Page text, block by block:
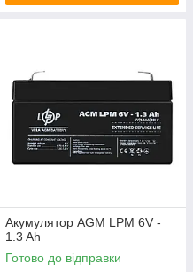
Акумулятор AGM LPM 6V -
1.3 Ah
Готово до відправки